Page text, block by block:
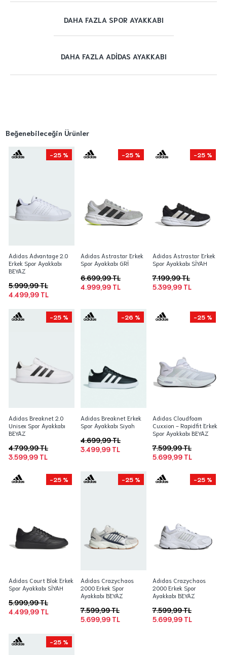
DAHA FAZLA SPOR AYAKKABI
DAHA FAZLA ADIDAS AYAKKABI
Beğenebileceğin Ürünler
-25 %
Adidas Advantage 2.0
Erkek Spor Ayakkabı
BEYAZ
4.499,99 TL
5.999,99 TL
-25 %
Adidas Astrastar Erkek
Spor Ayakkabı GRİ
4.999,99 TL
6.699,99 TL
-25 %
Adidas Astrastar Erkek
Spor Ayakkabı SİYAH
5.399,99 TL
7.199,99 TL
-25 %
Adidas Breaknet 2.0
Unisex Spor Ayakkabı
BEYAZ
3.599,99 TL
4.799,99 TL
-26 %
Adidas Breaknet Erkek
Spor Ayakkabı Siyah
3.499,99 TL
4.699,99 TL
-25 %
Adidas Cloudfoam
Cuxxion - Rapidfit Erkek
Spor Ayakkabı BEYAZ
5.699,99 TL
7.599,99 TL
-25 %
Adidas Court Blok Erkek
Spor Ayakkabı SİYAH
4.499,99 TL
5.999,99 TL
-25 %
Adidas Crazychaos
2000 Erkek Spor
Ayakkabı BEYAZ
5.699,99 TL
7.599,99 TL
-25 %
Adidas Crazychaos
2000 Erkek Spor
Ayakkabı BEYAZ
5.699,99 TL
7.599,99 TL
-25 %